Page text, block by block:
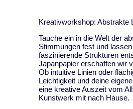
Kreativworkshop: Abstrakte
Tauche ein in die Welt der
Stimmungen fest und
faszinierende Strukturen
Japanpapier erschaffen wir
Ob intuitive Linien oder
Leichtigkeit und deine
eine kreative Auszeit vom
Kunstwerk mit nach Hause.